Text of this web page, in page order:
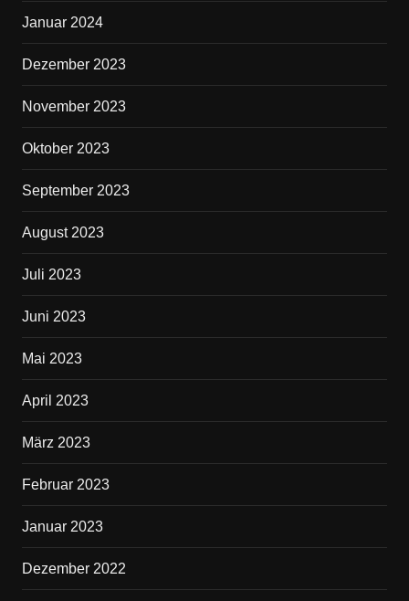
Januar 2024
Dezember 2023
November 2023
Oktober 2023
September 2023
August 2023
Juli 2023
Juni 2023
Mai 2023
April 2023
März 2023
Februar 2023
Januar 2023
Dezember 2022